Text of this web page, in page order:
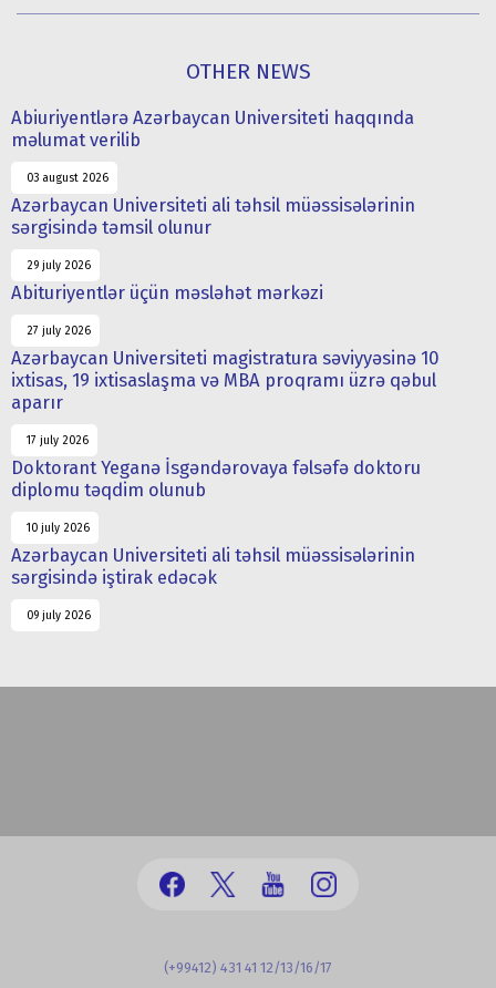
OTHER NEWS
Abiuriyentlərə Azərbaycan Universiteti haqqında
məlumat verilib
03 august 2026
Azərbaycan Universiteti ali təhsil müəssisələrinin
sərgisində təmsil olunur
29 july 2026
Abituriyentlər üçün məsləhət mərkəzi
27 july 2026
Azərbaycan Universiteti magistratura səviyyəsinə 10
ixtisas, 19 ixtisaslaşma və MBA proqramı üzrə qəbul
aparır
17 july 2026
Doktorant Yeganə İsgəndərovaya fəlsəfə doktoru
diplomu təqdim olunub
10 july 2026
Azərbaycan Universiteti ali təhsil müəssisələrinin
sərgisində iştirak edəcək
09 july 2026
(+99412) 431 41 12/13/16/17